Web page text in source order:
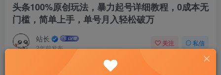
头条100%原创玩法，暴力起号详细教程，0成本无
门槛，简单上手，单号月入轻松破万
站长
2年前发布
关注 私信